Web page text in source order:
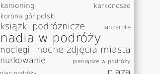
kanioning
karkonosze
korona gór polski
książki podróżnicze lanzarote
nadia w podróży
noclegi nocne zdjęcia miasta
nurkowanie
pieniądze w podróży
plaża